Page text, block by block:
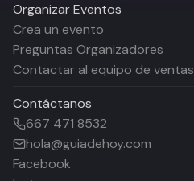
Organizar Eventos
Crea un evento
Preguntas Organizadores
Contactar al equipo de ventas
Contáctanos
667 471 8532
hola@guiadehoy.com
Facebook